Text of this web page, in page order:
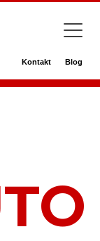
Kontakt Blog